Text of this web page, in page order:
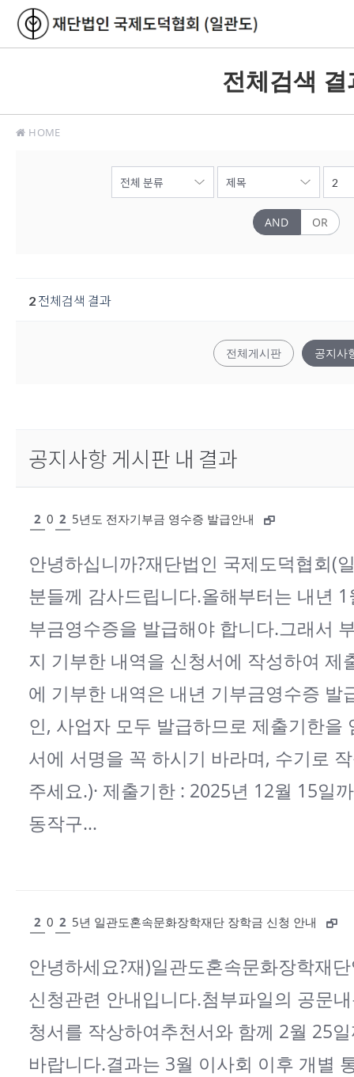
전체검색 결
HOME
AND OR
2 전체검색 결과
전체게시판 공지사
공지사항 게시판 내 결과
2 0 2 5년도 전자기부금 영수증 발급안내
안녕하십니까?재단법인 국제도덕협회(
분들께 감사드립니다.올해부터는 내년
부금영수증을 발급해야 합니다.그래서
지 기부한 내역을 신청서에 작성하여 제
에 기부한 내역은 내년 기부금영수증 발
인, 사업자 모두 발급하므로 제출기한을
서에 서명을 꼭 하시기 바라며, 수기로
주세요.)· 제출기한 : 2025년 12월 15일
동작구…
2 0 2 5년 일관도혼속문화장학재단 장학금 신청 안내
안녕하세요?재)일관도혼속문화장학재
신청관련 안내입니다.첨부파일의 공문
청서를 작상하여추천서와 함께 2월 25
바랍니다.결과는 3월 이사회 이후 개별